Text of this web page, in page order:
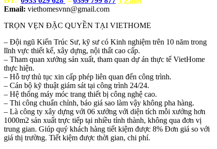
Email: viethomesvnn@gmail.com
TRỌN VẸN ĐẶC QUYỀN TẠI VIETHOME
– Đội ngũ Kiến Trúc Sư, kỹ sư có Kinh nghiệm trên 10 năm trong
lĩnh vực thiết kế, xây dựng, nội thất cao cấp.
– Tham quan xưởng sản xuất, tham quan dự án thực tế VietHome
thực hiện.
– Hỗ trợ thủ tục xin cấp phép liên quan đến công trình.
– Cán bộ kỹ thuật giám sát tại công trình 24/24.
– Hệ thống máy móc trang thiết bị công nghệ cao.
– Thi công chuẩn chỉnh, báo giá sao làm vậy không pha hàng.
– Là công ty xây dựng với 06 xưởng với diện tích mỗi xưởng hơn
1000m2 sản xuất trực tiếp tại nhiều tỉnh thành, không qua đơn vị
trung gian. Giúp quý khách hàng tiết kiệm được 8% Đơn giá so với
giá thị trường. Tiết kiệm được thời gian, chi phí.